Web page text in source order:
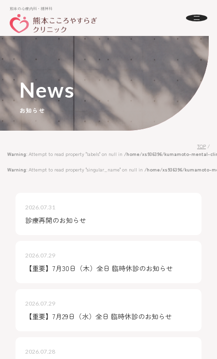
熊本の心療内科・精神科
News
お知らせ
TOP /
Warning: Attempt to read property "labels" on null in /home/xs936396/kumamoto-mental-
Warning: Attempt to read property "singular_name" on null in /home/xs936396/
2026.07.31
診療再開のお知らせ
2026.07.29
【重要】7月30日（木）全日 臨時休診のお知らせ
2026.07.29
【重要】7月29日（水）全日 臨時休診のお知らせ
2026.07.28
熊本の心療内科・精神科
About 熊本こころやすらぎクリニックとは
初めての方へ
Menu
Doctor ドクター紹介
FAQ よくある質問
News